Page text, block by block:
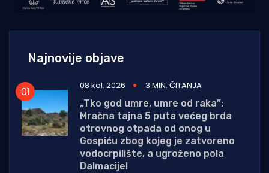
Najnovije objave
08 kol. 2026
3 MIN. ČITANJA
„Tko god umre, umre od raka”:
Mračna tajna 5 puta većeg brda
otrovnog otpada od onog u
Gospiću zbog kojeg je zatvoreno
vodocrpilište, a ugroženo pola
Dalmacije!